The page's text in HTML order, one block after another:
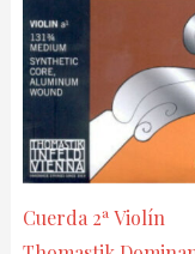
Cuerda 2ª Violín